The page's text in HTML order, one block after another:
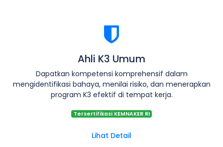
Ahli K3 Umum
Dapatkan kompetensi komprehensif dalam
mengidentifikasi bahaya, menilai risiko, dan menerapkan
program K3 efektif di tempat kerja.
Tersertifikasi KEMNAKER RI
Lihat Detail